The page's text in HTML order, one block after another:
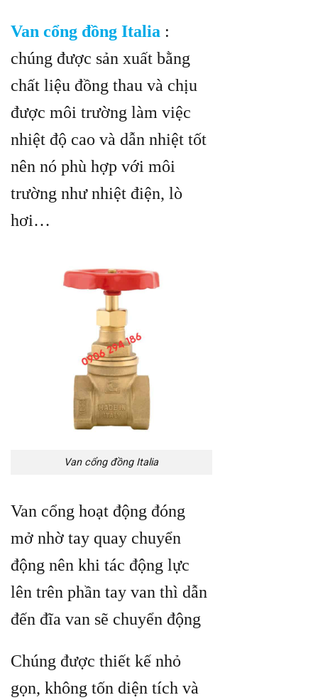
Van cổng đồng Italia :
chúng được sản xuất bằng
chất liệu đồng thau và chịu
được môi trường làm việc
nhiệt độ cao và dẫn nhiệt tốt
nên nó phù hợp với môi
trường như nhiệt điện, lò
hơi…
Van cổng đồng Italia
Van cổng hoạt động đóng
mở nhờ tay quay chuyển
động nên khi tác động lực
lên trên phần tay van thì dẫn
đến đĩa van sẽ chuyển động
Chúng được thiết kế nhỏ
gọn, không tốn diện tích và